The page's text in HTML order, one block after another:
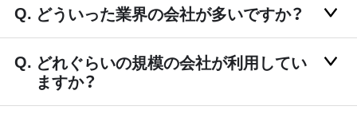
どういった業界の会社が多いですか？
どれぐらいの規模の会社が利用してい
ますか？